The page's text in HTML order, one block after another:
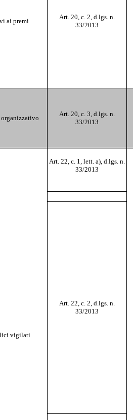
ai premi
Art. 20, c. 2, d.lgs. n.
33/2013
organizzativo
Art. 20, c. 3, d.lgs. n.
33/2013
vigilati
Art. 22, c. 1, lett. a), d.lgs. n.
33/2013
Art. 22, c. 2, d.lgs. n.
33/2013